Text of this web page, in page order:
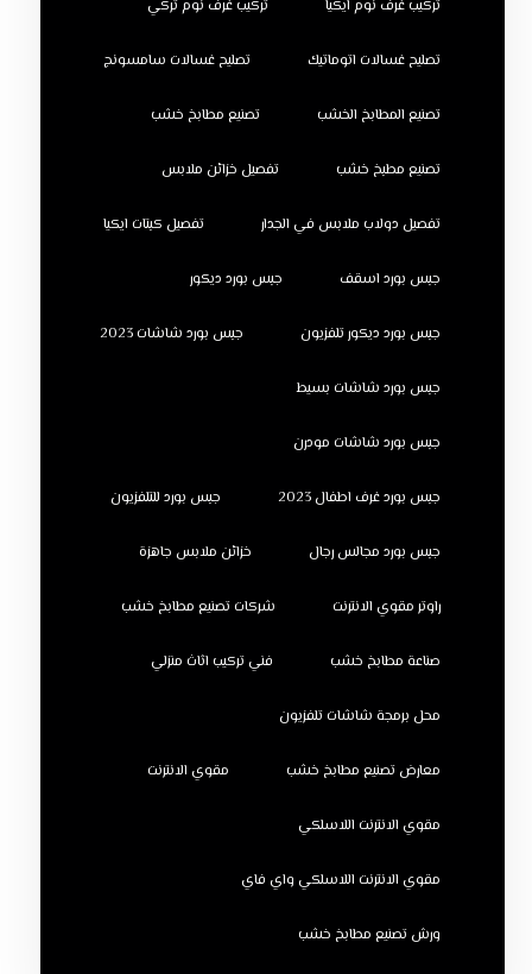
تركيب غرف نوم ايكيا تركيب غرف نوم تركي
تصليح غسالات اتوماتيك تصليح غسالات سامسونج
تصنيع المطابخ الخشب تصنيع مطابخ خشب
تصنيع مطبخ خشب تفصيل خزائن ملابس
تفصيل دولاب ملابس في الجدار تفصيل كبتات ايكيا
جبس بورد اسقف جبس بورد ديكور
جبس بورد ديكور تلفزيون جبس بورد شاشات 2023
جبس بورد شاشات بسيط
جبس بورد شاشات مودرن
جبس بورد غرف اطفال 2023 جبس بورد للتلفزيون
جبس بورد مجالس رجال خزائن ملابس جاهزة
راوتر مقوي الانترنت شركات تصنيع مطابخ خشب
صناعة مطابخ خشب فني تركيب اثاث منزلي
محل برمجة شاشات تلفزيون
معارض تصنيع مطابخ خشب مقوي الانترنت
مقوي الانترنت اللاسلكي
مقوي الانترنت اللاسلكي واي فاي
ورش تصنيع مطابخ خشب